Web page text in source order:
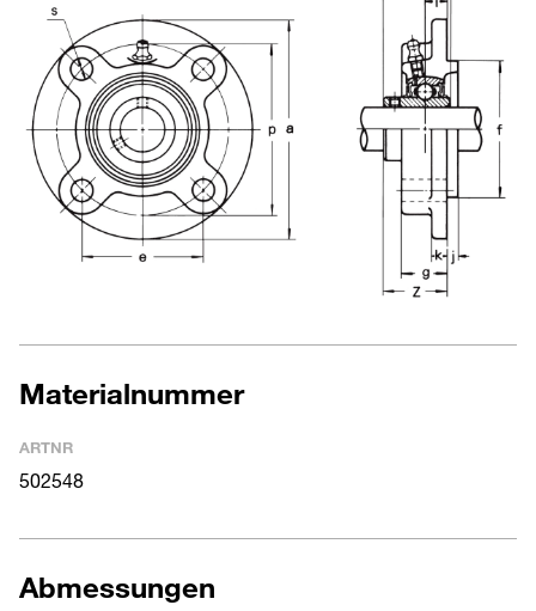
Materialnummer
ARTNR
502548
Abmessungen